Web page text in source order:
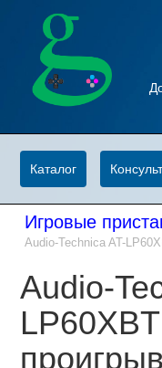
Каталог
Игровые
Audio-Technica AT-
Audio-